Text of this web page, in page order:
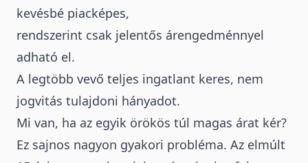
kevésbé piacképes,
rendszerint csak jelentős árengedménnyel
adható el.
A legtöbb vevő teljes ingatlant keres, nem
jogvitás tulajdoni hányadot.
Mi van, ha az egyik örökös túl magas árat kér?
Ez sajnos nagyon gyakori probléma. Az elmúlt